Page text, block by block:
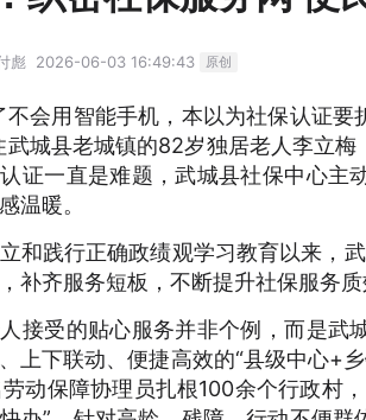
彪 2026-06-03 16:49:43 原创
不会用智能手机，本以为社保认证
武城县老城镇的82岁独居老人李立
证一直是难题，武城县社保中心主
温暖。
和践行正确政绩观学习教育以来，
补齐服务短板，不断提升社保服务
接受的贴心服务并非个例，而是武
上下联动、便捷高效的“县级中心+
动保障协理员扎根100余个行政村